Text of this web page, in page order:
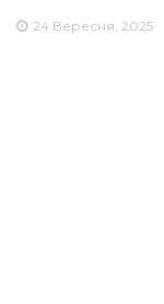
24 Вересня, 2025